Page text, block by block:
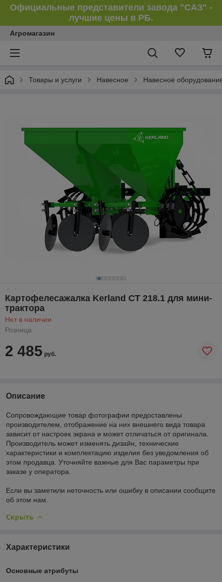
Официальные представители завода "САЗ" -
лучшие цены в РБ.
Агромагазин
Товары и услуги Навесное Навесное
Картофелесажалка Kerland СТ 218.1 для мини-
трактора
Нет в наличии
Розница
2 485 руб.
Описание
Сопровождающие товар фотографии предоставлены
производителем, отображение на них внешнего вида товара
зависит от настроек экрана и может отличаться от оригинала.
Производитель может изменять дизайн, технические
характеристики и комплектацию изделия без уведомления об
этом продавца. Уточняйте важные для Вас параметры при
заказе у оператора.
Если вы заметили неточность или ошибку в описании сообщите
об этом нам.
Скрыть
Характеристики
Основные атрибуты